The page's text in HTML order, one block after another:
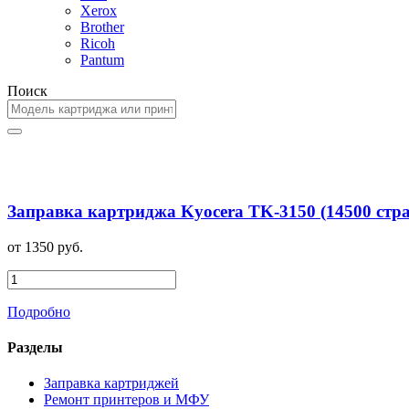
Xerox
Brother
Ricoh
Pantum
Поиск
Заправка картриджа Kyocera TK-3150 (14500
от 1350 руб.
Подробно
Разделы
Заправка картриджей
Ремонт принтеров и МФУ